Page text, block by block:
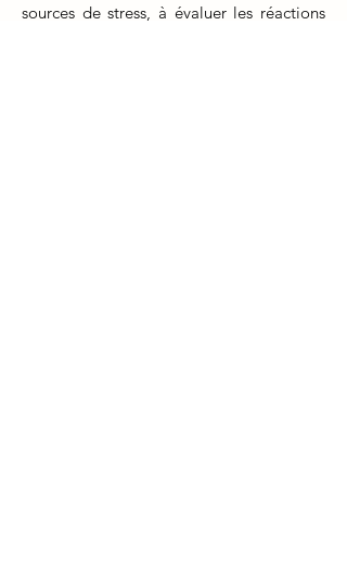
sources de stress, à évaluer les réactions